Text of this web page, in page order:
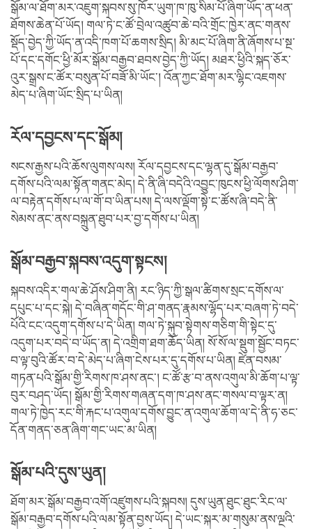
སྒོམ་ལ་ཐོག་མར་འཇུག་སྐབས་སུ་ཁོར་ཡུག་ཁ་ཁུ་སིམ་པོ་ཞིག་ཡོད་ན་ཕན་
ཐོགས་ཆེན་པོ་ཡོད། གལ་ཏེ་ང་ཚོ་བྲེལ་འཚུབ་ཆེ་བའི་གྲོང་ཁྱེར་ནང་གནས་
སྡོད་བྱེད་ཀྱི་ཡོད་ན་འདི་ཁག་པོ་ཆགས་སྲིད། མི་མང་པོ་ཞིག་ནི་ཞོགས་པ་སྔ་
པོ་དང་དགོང་ཕྱི་མོར་སྒོམ་བརྒྱབ་ཐབས་བྱེད་ཀྱི་ཡོད། མཐར་ཕྱིའི་སྐད་ཅོར་
འུར་སྒྲས་ང་ཚོར་བསུན་པོ་བཟོ་མི་ཡོང་། འོན་ཀྱང་ཐོག་མར་ལྷིང་འཇགས་
མེད་པ་ཞིག་ཡོང་སྲིད་པ་ཡིན།
རོལ་དབྱངས་དང་སྒོམ།
སངས་རྒྱས་པའི་ཆོས་ལུགས་ལས། རོལ་དབྱངས་དང་ལྷན་དུ་སྒོམ་བརྒྱབ་
དགོས་པའི་ལམ་སྟོན་གནང་མེད། དེ་ནི་ཞི་བདེའི་འབྱུང་ཁུངས་ཕྱི་ལོགས་ཤིག་
ལ་བརྟེན་དགོས་པ་ལ་གོ་བ་ཡིན་པས། དེ་ལས་ལྡོག་སྟེ་ང་ཚོས་ཞི་བདེ་ནི་
སེམས་ནང་ནས་བསྐྲུན་ཐུབ་པར་བྱ་དགོས་པ་ཡིན།
སྒོམ་བརྒྱབ་སྐབས་འདུག་སྟངས།
སྐབས་འདིར་གལ་ཆེ་ཤོས་ཤིག་ནི། རང་ཉིད་ཀྱི་སྒལ་ཚིགས་སྲང་དགོས་ལ་
དཔུང་པ་དང་སྐེ། དེ་བཞིན་གདོང་གི་ཤ་གནད་རྣམས་ལྷོད་པར་བཞག་ཏེ་བདེ་
པོའི་ངང་འདུག་དགོས་པ་དེ་ཡིན། གལ་ཏེ་སྐུབ་སྟེགས་གཅིག་གི་སྟེང་དུ་
འདུག་པར་བདེ་བ་ཡོད་ན། དེ་འགྲིག་ཐག་ཆོད་ཡིན། སོ་སོ་ལ་སྡུག་སྦྱོང་བཏང་
བ་ལྟ་བུའི་ཚོར་བ་དེ་མེད་པ་ཞིག་ངེས་པར་དུ་དགོས་པ་ཡིན། ཛེན་བསམ་
གཏན་པའི་སྒོམ་གྱི་རིགས་ཁ་ཤས་ནང་། ང་ཚོ་རྩ་བ་ནས་འགུལ་མི་ཆོག་པ་ལྟ་
བུར་བཤད་ཡོད། སྒོམ་གྱི་རིགས་གཞན་དག་ཁ་ཤས་ནང་གསལ་བ་ལྟར་ན།
གལ་ཏེ་ཁྱེད་རང་གི་རྐང་པ་འགུལ་དགོས་བྱུང་ན་འགུལ་ཆོག་ལ་དེ་ནི་ཧ་ཅང་
དོན་གནད་ཅན་ཞིག་གང་ཡང་མ་ཡིན།
སྒོམ་པའི་དུས་ཡུན།
ཐོག་མར་སྒོམ་བརྒྱབ་འགོ་འཛུགས་པའི་སྐབས། དུས་ཡུན་ཐུང་ཐུང་རིང་ལ་
སྒོམ་བརྒྱབ་དགོས་པའི་ལམ་སྟོན་བྱས་ཡོད། དེ་ཡང་སྐར་མ་གསུམ་ནས་ལྔའི་